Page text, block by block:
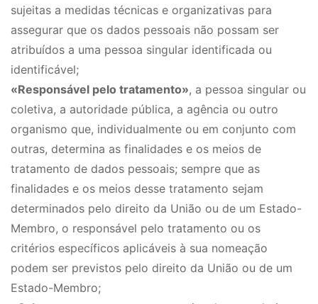
sujeitas a medidas técnicas e organizativas para
assegurar que os dados pessoais não possam ser
atribuídos a uma pessoa singular identificada ou
identificável;
«Responsável pelo tratamento», a pessoa singular ou
coletiva, a autoridade pública, a agência ou outro
organismo que, individualmente ou em conjunto com
outras, determina as finalidades e os meios de
tratamento de dados pessoais; sempre que as
finalidades e os meios desse tratamento sejam
determinados pelo direito da União ou de um Estado-
Membro, o responsável pelo tratamento ou os
critérios específicos aplicáveis à sua nomeação
podem ser previstos pelo direito da União ou de um
Estado-Membro;